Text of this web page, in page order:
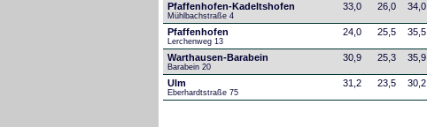
Pfaffenhofen-Kadeltshofen
Mühlbachstraße 4
33,0 26,0 34,0
Pfaffenhofen
Lerchenweg 13
24,0 25,5 35,5
Warthausen-Barabein
Barabein 20
30,9 25,3 35,9
Ulm
Eberhardtstraße 75
31,2 23,5 30,2